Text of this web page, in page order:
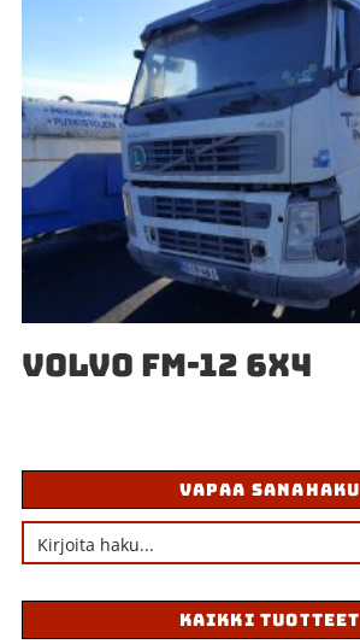
VOLVO FM-12 6X4
VAPAA SANAHAKU
KAIKKI TUOTTEET